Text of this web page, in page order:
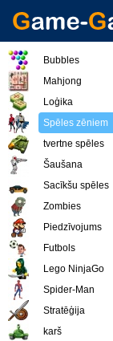
Bubbles
Mahjong
Loģika
Spēles zēniem
tvertne spēles
Šaušana
Sacīkšu spēles
Zombies
Piedzīvojums
Futbols
Lego NinjaGo
Spider-Man
Stratēģija
karš